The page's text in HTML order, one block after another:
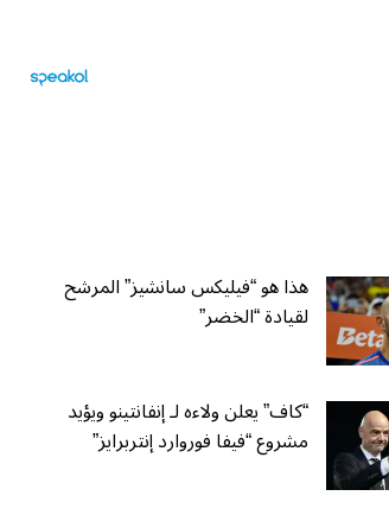
هذا هو “فيليكس سانشيز” المرشح
لقيادة “الخضر”
“كاف” يعلن ولاءه لـ إنفانتينو ويؤيد
مشروع “فيفا فوروارد إنتربرايز”